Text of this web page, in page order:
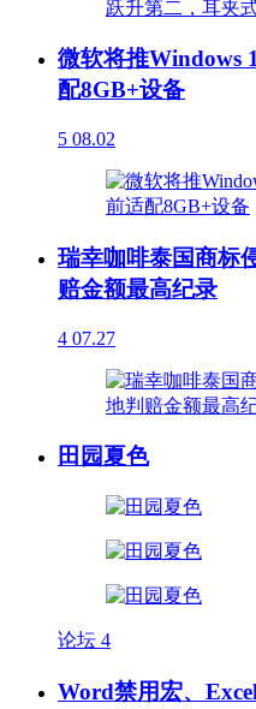
微软将推Windows
配8GB+设备
5 08.02
瑞幸咖啡泰国商标
赔金额最高纪录
4 07.27
田园夏色
论坛 4
Word禁用宏、